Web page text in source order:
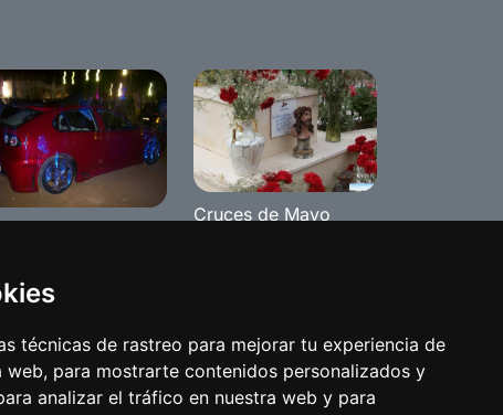
técnicas de rastreo para mejorar tu experiencia de
web, para mostrarte contenidos personalizados y
analizar el tráfico en nuestra web y para
Cruces de Mayo